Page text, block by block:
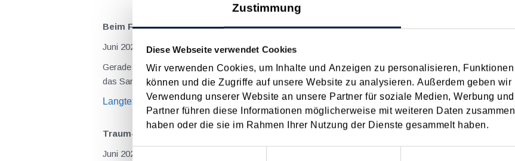
Zustimmung
Diese Webseite verwendet Cookies
Wir verwenden Cookies, um Inhalte und Anzeigen zu personalisieren,
können und die Zugriffe auf unsere Website zu analysieren. Außerdem geben wir
Verwendung unserer Website an unsere Partner für soziale Medien, Werbung
Partner führen diese Informationen möglicherweise mit weiteren Daten
haben oder die sie im Rahmen Ihrer Nutzung der Dienste gesammelt haben.
Einwilligungsauswahl
Beim Ferialjob müssen auch Steuern, Sozialversicherung und Familienbeihilfe beachtet
Juni 2024
Gerade in den Sommermonaten haben Ferialjobs Hochsaison und bedienen nicht nur den Ansporn
das Sammeln von Praxiserfahrung. Damit (im Nachhinein) keine unangenehmen Konsequenzen
Langtext
empfehlen drucken
Traum-Ferialjob gefunden? Steuer, Sozialversicherung und Familienbeihilfe sollten nicht
Juni 2023